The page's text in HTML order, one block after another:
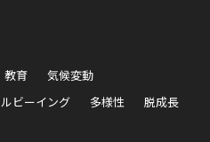
教育
気候変動
ビーイング 多様性 脱成長